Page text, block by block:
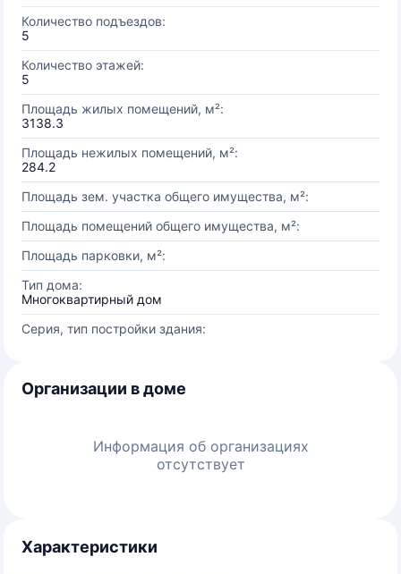
Количество подъездов:
5
Количество этажей:
5
Площадь жилых помещений, м²:
3138.3
Площадь нежилых помещений, м²:
284.2
Площадь зем. участка общего имущества, м²:
Площадь помещений общего имущества, м²:
Площадь парковки, м²:
Тип дома:
Многоквартирный дом
Серия, тип постройки здания:
Организации в доме
Информация об организациях
отсутствует
Характеристики